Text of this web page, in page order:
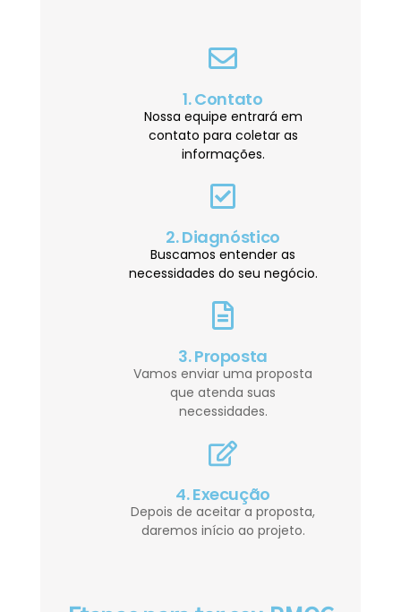
1. Contato
Nossa equipe entrará em
contato para coletar as
informações.
2. Diagnóstico
Buscamos entender as
necessidades do seu negócio.
3. Proposta
Vamos enviar uma proposta
que atenda suas
necessidades.
4. Execução
Depois de aceitar a proposta,
daremos início ao projeto.